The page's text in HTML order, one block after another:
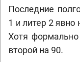
Последние
1 и литер 2
Хотя
второй на 90.